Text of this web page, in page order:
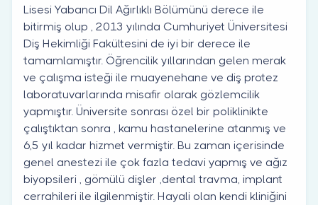
Lisesi Yabancı Dil Ağırlıklı Bölümünü derece ile
bitirmiş olup , 2013 yılında Cumhuriyet Üniversitesi
Diş Hekimliği Fakültesini de iyi bir derece ile
tamamlamıştır. Öğrencilik yıllarından gelen merak
ve çalışma isteği ile muayenehane ve diş protez
laboratuvarlarında misafir olarak gözlemcilik
yapmıştır. Üniversite sonrası özel bir poliklinikte
çalıştıktan sonra , kamu hastanelerine atanmış ve
6,5 yıl kadar hizmet vermiştir. Bu zaman içerisinde
genel anestezi ile çok fazla tedavi yapmış ve ağız
biyopsileri , gömülü dişler ,dental travma, implant
cerrahileri ile ilgilenmiştir. Hayali olan kendi kliniğini